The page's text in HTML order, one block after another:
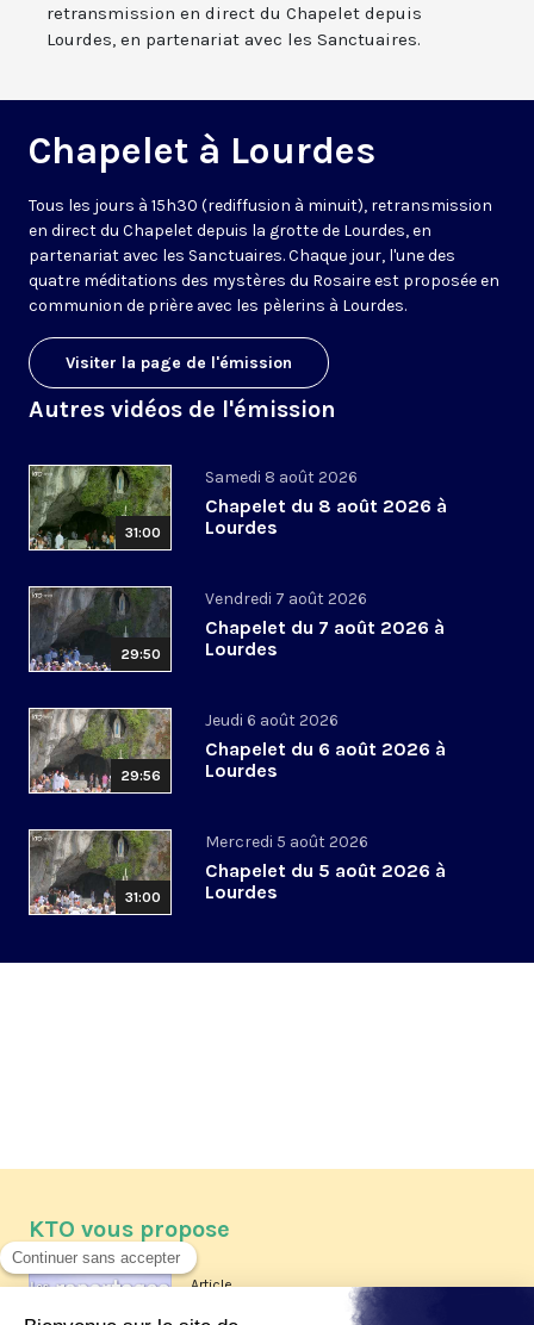
retransmission en direct du Chapelet depuis
Lourdes, en partenariat avec les Sanctuaires.
Chapelet à Lourdes
Tous les jours à 15h30 (rediffusion à minuit), retransmission
en direct du Chapelet depuis la grotte de Lourdes, en
partenariat avec les Sanctuaires. Chaque jour, l'une des
quatre méditations des mystères du Rosaire est proposée en
communion de prière avec les pèlerins à Lourdes.
Visiter la page de l'émission
Autres vidéos de l'émission
31:00
Samedi 8 août 2026
Chapelet du 8 août 2026 à
Lourdes
29:50
Vendredi 7 août 2026
Chapelet du 7 août 2026 à
Lourdes
29:56
Jeudi 6 août 2026
Chapelet du 6 août 2026 à
Lourdes
31:00
Mercredi 5 août 2026
Chapelet du 5 août 2026 à
Lourdes
KTO vous propose
Article
Les reportages d'été 2026 de KTO